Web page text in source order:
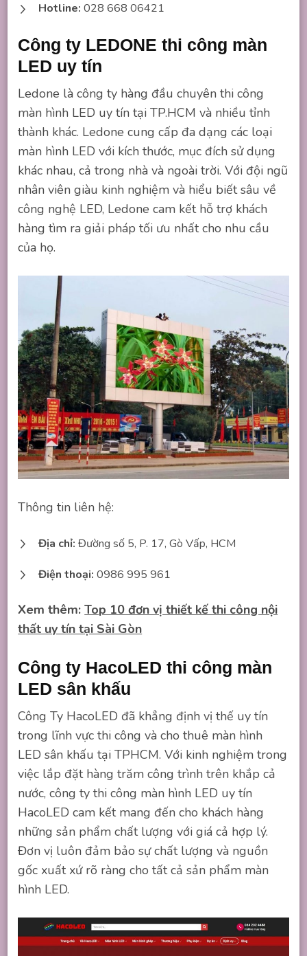
Hotline: 028 668 06421
Công ty LEDONE thi công màn
LED uy tín
Ledone là công ty hàng đầu chuyên thi công
màn hình LED uy tín tại TP.HCM và nhiều tỉnh
thành khác. Ledone cung cấp đa dạng các loại
màn hình LED với kích thước, mục đích sử dụng
khác nhau, cả trong nhà và ngoài trời. Với đội ngũ
nhân viên giàu kinh nghiệm và hiểu biết sâu về
công nghệ LED, Ledone cam kết hỗ trợ khách
hàng tìm ra giải pháp tối ưu nhất cho nhu cầu
của họ.
Thông tin liên hệ:
Địa chỉ: Đường số 5, P. 17, Gò Vấp, HCM
Điện thoại: 0986 995 961
Xem thêm:Top 10 đơn vị thiết kế thi công nội
thất uy tín tại Sài Gòn
Công ty HacoLED thi công màn
LED sân khấu
Công Ty HacoLED đã khẳng định vị thế uy tín
trong lĩnh vực thi công và cho thuê màn hình
LED sân khấu tại TPHCM. Với kinh nghiệm trong
việc lắp đặt hàng trăm công trình trên khắp cả
nước, công ty thi công màn hình LED uy tín
HacoLED cam kết mang đến cho khách hàng
những sản phẩm chất lượng với giá cả hợp lý.
Đơn vị luôn đảm bảo sự chất lượng và nguồn
gốc xuất xứ rõ ràng cho tất cả sản phẩm màn
hình LED.